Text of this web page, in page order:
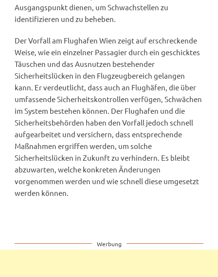
Ausgangspunkt dienen, um Schwachstellen zu
identifizieren und zu beheben.
Der Vorfall am Flughafen Wien zeigt auf erschreckende
Weise, wie ein einzelner Passagier durch ein geschicktes
Täuschen und das Ausnutzen bestehender
Sicherheitslücken in den Flugzeugbereich gelangen
kann. Er verdeutlicht, dass auch an Flughäfen, die über
umfassende Sicherheitskontrollen verfügen, Schwächen
im System bestehen können. Der Flughafen und die
Sicherheitsbehörden haben den Vorfall jedoch schnell
aufgearbeitet und versichern, dass entsprechende
Maßnahmen ergriffen werden, um solche
Sicherheitslücken in Zukunft zu verhindern. Es bleibt
abzuwarten, welche konkreten Änderungen
vorgenommen werden und wie schnell diese umgesetzt
werden können.
Werbung